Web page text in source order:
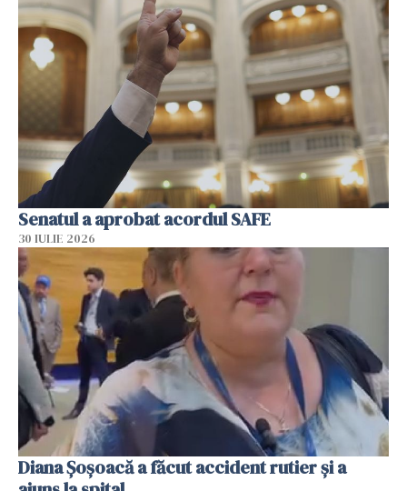
Senatul a aprobat acordul SAFE
30 IULIE 2026
Diana Șoșoacă a făcut accident rutier și a